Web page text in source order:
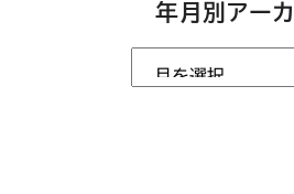
年月別アーカ